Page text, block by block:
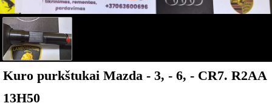
Kuro purkštukai Mazda - 3, - 6, - CR7. R2AA
13H50